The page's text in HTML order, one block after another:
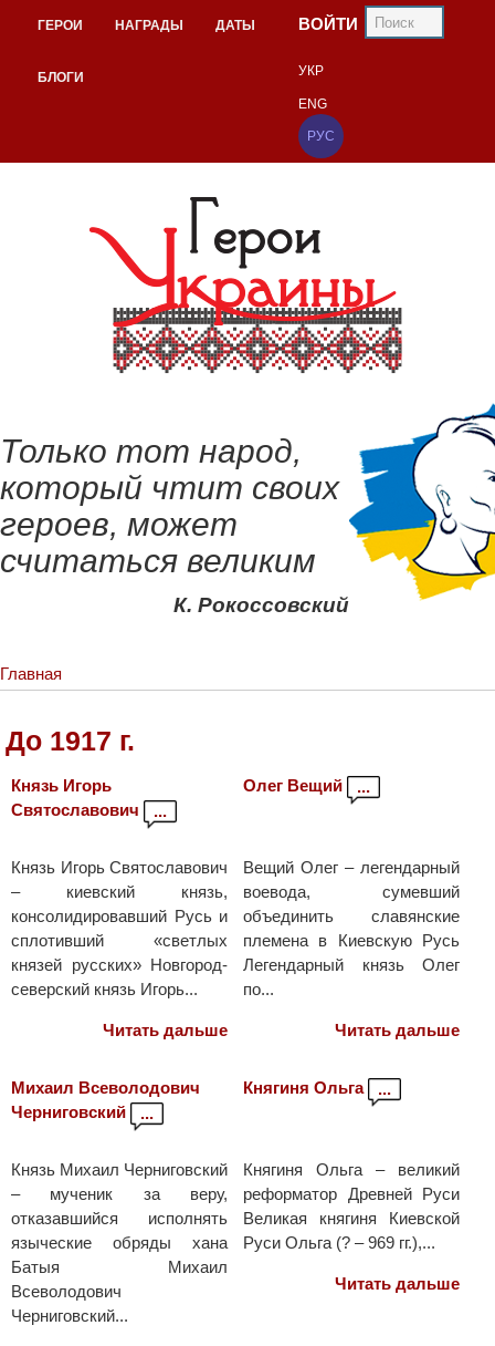
ГЕРОИ НАГРАДЫ ДАТЫ
БЛОГИ
ВОЙТИ
УКР
ENG
РУС
Только тот народ,
который чтит своих
героев, может
считаться великим
К. Рокоссовский
Главная
До 1917 г.
Князь Игорь
Святославович
...
Князь Игорь Святославович
– киевский князь,
консолидировавший Русь и
сплотивший «светлых
князей русских» Новгород-
северский князь Игорь...
Читать дальше
Олег Вещий ...
Вещий Олег – легендарный
воевода, сумевший
объединить славянские
племена в Киевскую Русь
Легендарный князь Олег
по...
Читать дальше
Михаил Всеволодович
Черниговский
...
Князь Михаил Черниговский
– мученик за веру,
отказавшийся исполнять
языческие обряды хана
Батыя Михаил
Всеволодович
Черниговский...
Княгиня Ольга ...
Княгиня Ольга – великий
реформатор Древней Руси
Великая княгиня Киевской
Руси Ольга (? – 969 гг.),...
Читать дальше